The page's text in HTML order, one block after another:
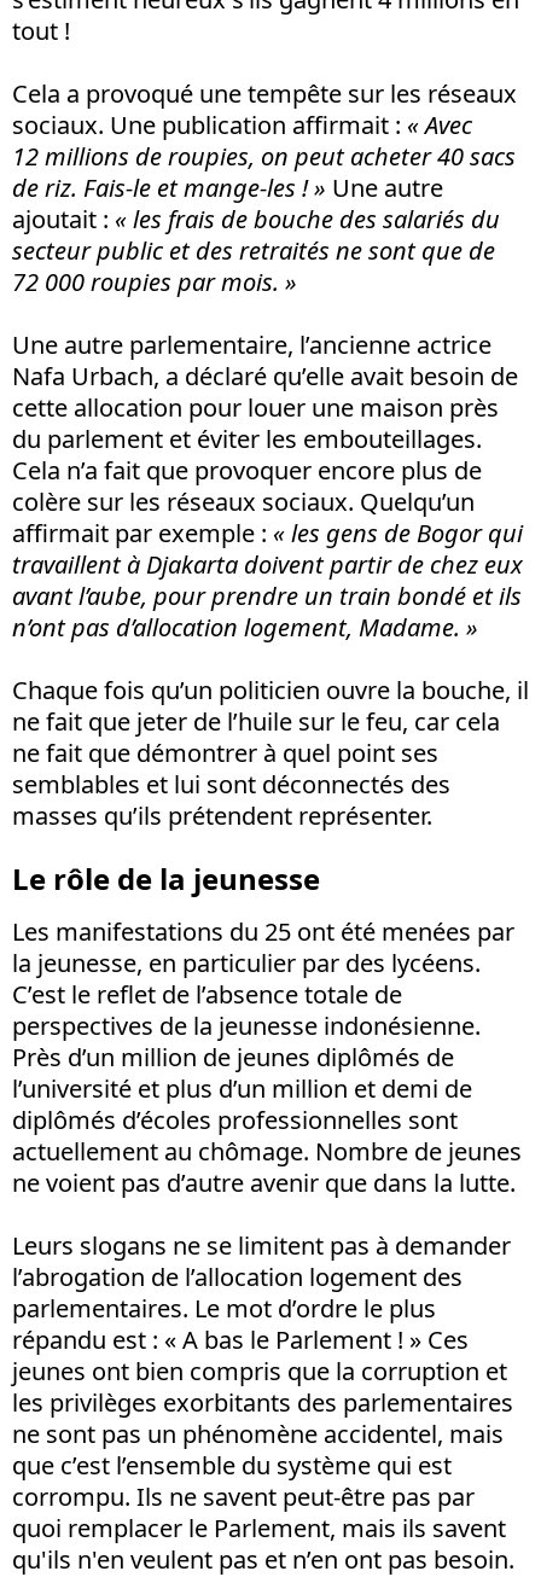
tout !
Cela a provoqué une tempête sur les réseaux
sociaux. Une publication affirmait : « Avec
12 millions de roupies, on peut acheter 40 sacs
de riz. Fais-le et mange-les ! » Une autre
ajoutait : « les frais de bouche des salariés du
secteur public et des retraités ne sont que de
72 000 roupies par mois. »
Une autre parlementaire, l’ancienne actrice
Nafa Urbach, a déclaré qu’elle avait besoin de
cette allocation pour louer une maison près
du parlement et éviter les embouteillages.
Cela n’a fait que provoquer encore plus de
colère sur les réseaux sociaux. Quelqu’un
affirmait par exemple : « les gens de Bogor qui
travaillent à Djakarta doivent partir de chez eux
avant l’aube, pour prendre un train bondé et ils
n’ont pas d’allocation logement, Madame. »
Chaque fois qu’un politicien ouvre la bouche, il
ne fait que jeter de l’huile sur le feu, car cela
ne fait que démontrer à quel point ses
semblables et lui sont déconnectés des
masses qu’ils prétendent représenter.
Le rôle de la jeunesse
Les manifestations du 25 ont été menées par
la jeunesse, en particulier par des lycéens.
C’est le reflet de l’absence totale de
perspectives de la jeunesse indonésienne.
Près d’un million de jeunes diplômés de
l’université et plus d’un million et demi de
diplômés d’écoles professionnelles sont
actuellement au chômage. Nombre de jeunes
ne voient pas d’autre avenir que dans la lutte.
Leurs slogans ne se limitent pas à demander
l’abrogation de l’allocation logement des
parlementaires. Le mot d’ordre le plus
répandu est : « A bas le Parlement ! » Ces
jeunes ont bien compris que la corruption et
les privilèges exorbitants des parlementaires
ne sont pas un phénomène accidentel, mais
que c’est l’ensemble du système qui est
corrompu. Ils ne savent peut-être pas par
quoi remplacer le Parlement, mais ils savent
qu'ils n'en veulent pas et n’en ont pas besoin.